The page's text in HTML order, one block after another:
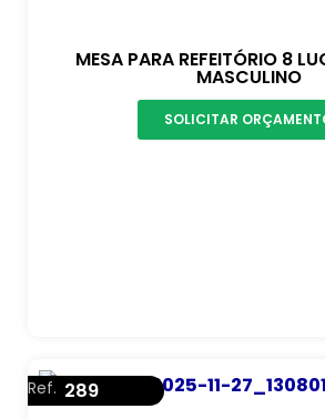
MESA PARA REFEITÓRIO 8
MASCULINO
SOLICITAR
Ref. 289